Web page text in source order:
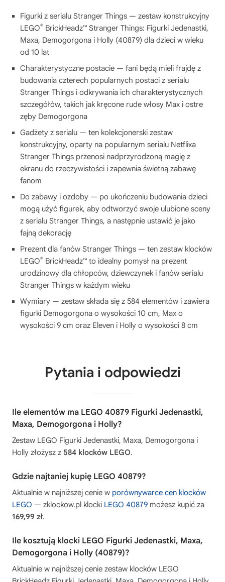
Figurki z serialu Stranger Things — zestaw konstrukcyjny
LEGO® BrickHeadz™ Stranger Things: Figurki Jedenastki,
Maxa, Demogorgona i Holly (40879) dla dzieci w wieku
od 10 lat
Charakterystyczne postacie — fani będą mieli frajdę z
budowania czterech popularnych postaci z serialu
Stranger Things i odkrywania ich charakterystycznych
szczegółów, takich jak kręcone rude włosy Max i ostre
zęby Demogorgona
Gadżety z serialu — ten kolekcjonerski zestaw
konstrukcyjny, oparty na popularnym serialu Netflixa
Stranger Things przenosi nadprzyrodzoną magię z
ekranu do rzeczywistości i zapewnia świetną zabawę
fanom
Do zabawy i ozdoby — po ukończeniu budowania dzieci
mogą użyć figurek, aby odtworzyć swoje ulubione sceny
z serialu Stranger Things, a następnie ustawić je jako
fajną dekorację
Prezent dla fanów Stranger Things — ten zestaw klocków
LEGO® BrickHeadz™ to idealny pomysł na prezent
urodzinowy dla chłopców, dziewczynek i fanów serialu
Stranger Things w każdym wieku
Wymiary — zestaw składa się z 584 elementów i zawiera
figurki Demogorgona o wysokości 10 cm, Max o
wysokości 9 cm oraz Eleven i Holly o wysokości 8 cm
Pytania i odpowiedzi
Ile elementów ma LEGO 40879 Figurki Jedenastki,
Maxa, Demogorgona i Holly?
Zestaw LEGO Figurki Jedenastki, Maxa, Demogorgona i
Holly złożysz z 584 klocków LEGO.
Gdzie najtaniej kupię LEGO 40879?
Aktualnie w najniższej cenie w porównywarce cen klocków
LEGO — zklockow.pl klocki LEGO 40879 możesz kupić za
169,99 zł.
Ile kosztują klocki LEGO Figurki Jedenastki, Maxa,
Demogorgona i Holly (40879)?
Aktualnie w najniższej cenie zestaw klocków LEGO